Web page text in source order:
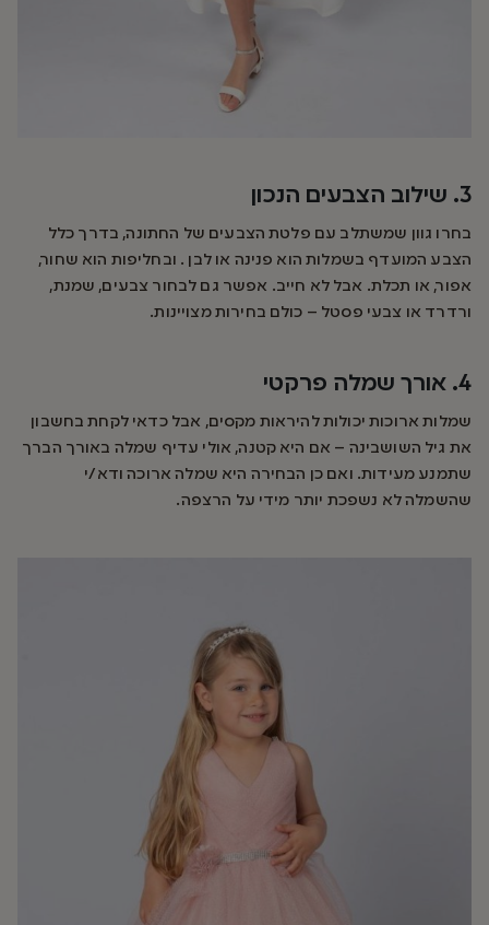
3. שילוב הצבעים הנכון
בחרו גוון שמשתלב עם פלטת הצבעים של החתונה, בדרך כלל
הצבע המועדף בשמלות הוא פנינה או לבן . ובחליפות הוא שחור,
אפור, או תכלת. אבל לא חייב. אפשר גם לבחור צבעים, שמנת,
ורדרד או צבעי פסטל – כולם בחירות מצויינות.
4. אורך שמלה פרקטי
שמלות ארוכות יכולות להיראות מקסים, אבל כדאי לקחת בחשבון
את גיל השושבינה – אם היא קטנה, אולי עדיף שמלה באורך הברך
שתמנע מעידות. ואם כן הבחירה היא שמלה ארוכה ודא/י
שהשמלה לא נשפכת יותר מידי על הרצפה.